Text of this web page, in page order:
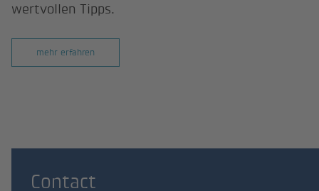
wertvollen Tipps.
mehr erfahren
Contact